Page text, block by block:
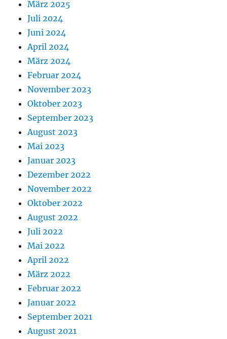
März 2025
Juli 2024
Juni 2024
April 2024
März 2024
Februar 2024
November 2023
Oktober 2023
September 2023
August 2023
Mai 2023
Januar 2023
Dezember 2022
November 2022
Oktober 2022
August 2022
Juli 2022
Mai 2022
April 2022
März 2022
Februar 2022
Januar 2022
September 2021
August 2021